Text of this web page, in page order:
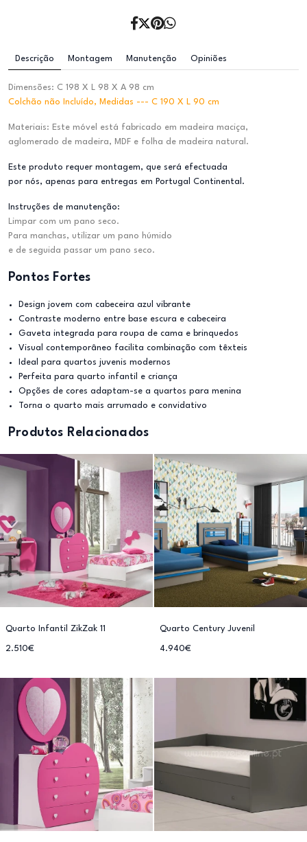
Descrição Montagem Manutenção Opiniões
Dimensões: C 198 X L 98 X A 98 cm
Colchão não Incluído, Medidas --- C 190 X L 90 cm
Materiais: Este móvel está fabricado em madeira maciça,
aglomerado de madeira, MDF e folha de madeira natural.
Este produto requer montagem, que será efectuada
por nós, apenas para entregas em Portugal Continental.
Instruções de manutenção:
Limpar com um pano seco.
Para manchas, utilizar um pano húmido
e de seguida passar um pano seco.
Pontos Fortes
Design jovem com cabeceira azul vibrante
Contraste moderno entre base escura e cabeceira
Gaveta integrada para roupa de cama e brinquedos
Visual contemporâneo facilita combinação com têxteis
Ideal para quartos juvenis modernos
Perfeita para quarto infantil e criança
Opções de cores adaptam-se a quartos para menina
Torna o quarto mais arrumado e convidativo
Produtos Relacionados
Quarto Infantil ZikZak 11
2.510€
Quarto Century Juvenil
4.940€